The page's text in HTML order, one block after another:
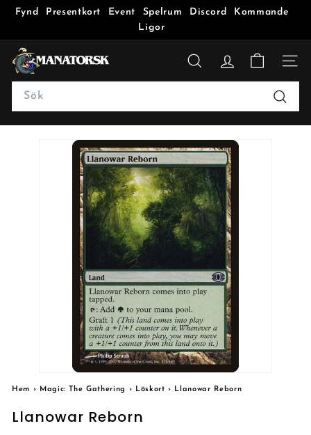
Fynd Presentkort Event Spelrum Discord
Kommande
Ligor
M
a
a
t
SÖK
Search
Sök
Hem › Magic: The Gathering › Löskort › Llanowar Reborn
Llanowar Reborn